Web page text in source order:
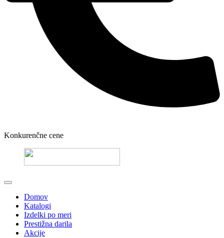
Konkurenčne cene
Domov
Katalogi
Izdelki po meri
Prestižna darila
Akcije